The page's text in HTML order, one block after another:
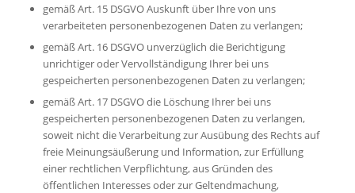
gemäß Art. 15 DSGVO Auskunft über Ihre von uns
verarbeiteten personenbezogenen Daten zu verlangen;
gemäß Art. 16 DSGVO unverzüglich die Berichtigung
unrichtiger oder Vervollständigung Ihrer bei uns
gespeicherten personenbezogenen Daten zu verlangen;
gemäß Art. 17 DSGVO die Löschung Ihrer bei uns
gespeicherten personenbezogenen Daten zu verlangen,
soweit nicht die Verarbeitung zur Ausübung des Rechts auf
freie Meinungsäußerung und Information, zur Erfüllung
einer rechtlichen Verpflichtung, aus Gründen des
öffentlichen Interesses oder zur Geltendmachung,